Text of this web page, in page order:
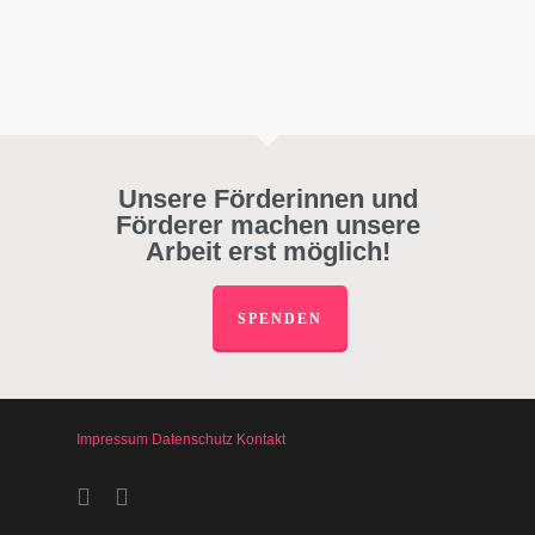
Unsere Förderinnen und
Förderer machen unsere
Arbeit erst möglich!
SPENDEN
Impressum Datenschutz Kontakt
facebookinstagram